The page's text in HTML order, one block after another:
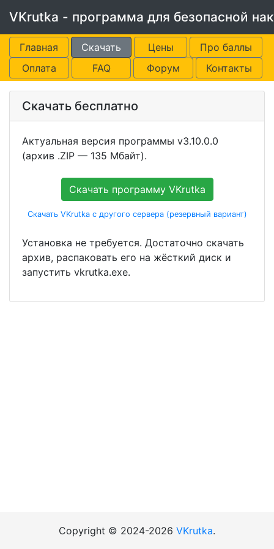
VKrutka - программа для безопасной
Главная Скачать Цены
Про баллы
Оплата
FAQ Форум Контакты
Скачать бесплатно
Актуальная версия программы v3.10.0.0
(архив .ZIP — 135 Мбайт).
Скачать программу VKrutka
Скачать VKrutka с другого сервера (резервный вариант)
Установка не требуется. Достаточно скачать
архив, распаковать его на жёсткий диск и
запустить vkrutka.exe.
Copyright © 2024-2026 VKrutka.